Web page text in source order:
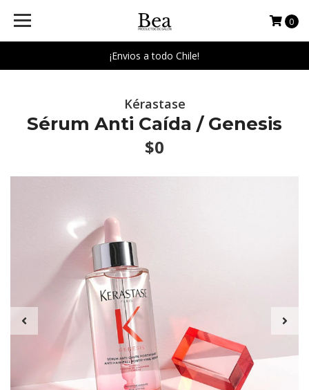
¡Envios a todo Chile!
0
Kérastase
Sérum Anti Caída / Genesis
$0